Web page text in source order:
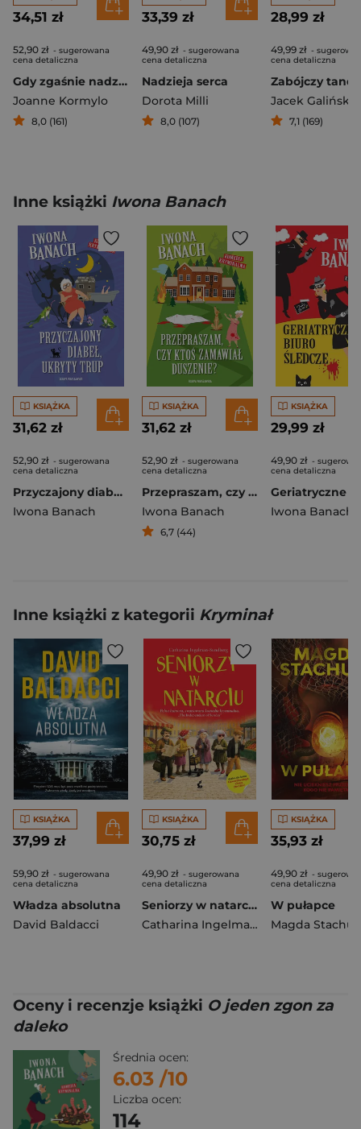
34,51 zł
52,90 zł - sugerowana
cena detaliczna
Gdy zgaśnie nadzieja
Joanne Kormylo
8,0 (161)
33,39 zł
49,90 zł - sugerowana
cena detaliczna
Nadzieja serca
Dorota Milli
8,0 (107)
28,99 zł
49,99 zł -
cena detaliczna
Zabójczy
Jacek Galiński
7,1 (169)
Inne książki Iwona Banach
KSIĄŻKA
31,62 zł
52,90 zł - sugerowana
cena detaliczna
Przyczajony diabeł, ukryty trup
Iwona Banach
KSIĄŻKA
31,62 zł
52,90 zł - sugerowana
cena detaliczna
Przepraszam, czy ktoś zamawiał duszenie?
Iwona Banach
6,7 (44)
KSIĄŻKA
29,99 zł
49,90 zł -
cena detaliczna
Iwona Banach
Inne książki z kategorii Kryminał
KSIĄŻKA
37,99 zł
59,90 zł - sugerowana
cena detaliczna
Władza absolutna
David Baldacci
KSIĄŻKA
30,75 zł
49,90 zł - sugerowana
cena detaliczna
Seniorzy w natarciu. Emerycka szajka. Tom 1 wyd. 2026
Catharina Ingelman-Sundberg
KSIĄŻKA
35,93 zł
49,90 zł -
cena detaliczna
W pułapce
Magda
Oceny i recenzje książki O jeden zgon za
daleko
Średnia ocen:
6.03 /10
Liczba ocen:
114